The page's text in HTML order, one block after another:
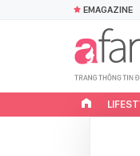
EMAGAZINE